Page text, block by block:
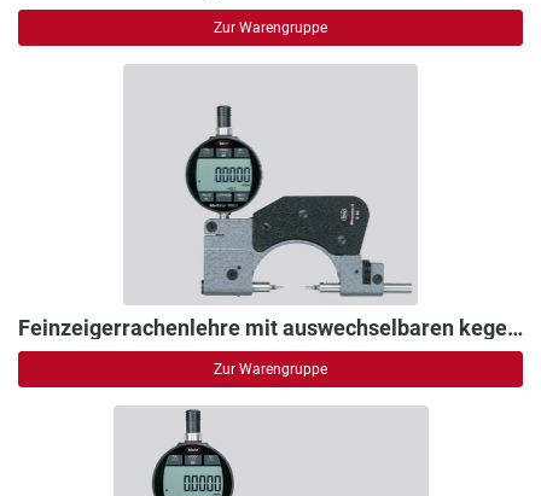
Zur Warengruppe
Feinzeigerrachenlehre mit auswechselbaren kegeligen Messeinsätzen
Zur Warengruppe